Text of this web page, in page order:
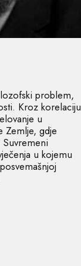
problem,
Kroz korelaciju
u
Zemlje, gdje
Suvremeni
u kojemu